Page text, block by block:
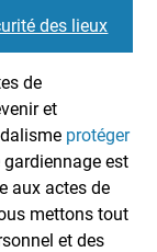
des lieux
de
et
protéger
est
aux actes de
mettons tout
et des